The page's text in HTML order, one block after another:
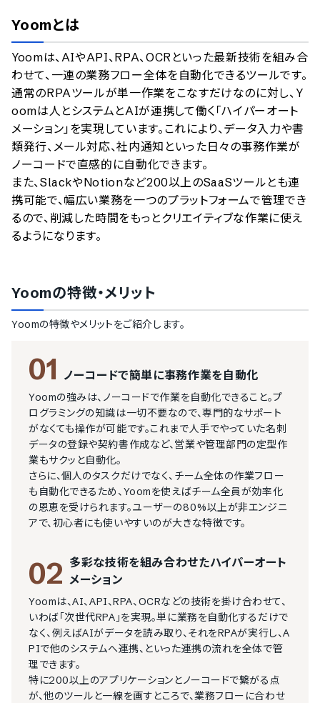
のサービスデータを参照しています。
情報更新者：AI最強ナビ編集部 情報取得元 掲載修正依頼
Yoomとは
Yoomは、AIやAPI、RPA、OCRといった最新技術を組み合
わせて、一連の業務フロー全体を自動化できるツールです。
通常のRPAツールが単一作業をこなすだけなのに対し、Y
oomは人とシステムとAIが連携して働く「ハイパーオート
メーション」を実現しています。これにより、データ入力や書
類発行、メール対応、社内通知といった日々の事務作業が
ノーコードで直感的に自動化できます。
また、SlackやNotionなど200以上のSaaSツールとも連
携可能で、幅広い業務を一つのプラットフォームで管理でき
るので、削減した時間をもっとクリエイティブな作業に使え
るようになります。
Yoomの特徴・メリット
Yoomの特徴やメリットをご紹介します。
01 ノーコードで簡単に事務作業を自動化
Yoomの強みは、ノーコードで作業を自動化できること。プ
ログラミングの知識は一切不要なので、専門的なサポート
がなくても操作が可能です。これまで人手でやっていた名刺
データの登録や契約書作成など、営業や管理部門の定型作
業もサクッと自動化。
さらに、個人のタスクだけでなく、チーム全体の作業フロー
も自動化できるため、Yoomを使えばチーム全員が効率化
の恩恵を受けられます。ユーザーの80%以上が非エンジニ
アで、初心者にも使いやすいのが大きな特徴です。
02 多彩な技術を組み合わせたハイパーオート
メーション
Yoomは、AI、API、RPA、OCRなどの技術を掛け合わせて、
いわば「次世代RPA」を実現。単に業務を自動化するだけで
なく、例えばAIがデータを読み取り、それをRPAが実行し、A
PIで他のシステムへ連携、といった連携の流れを全体で管
理できます。
特に200以上のアプリケーションとノーコードで繋がる点
が、他のツールと一線を画すところで、業務フローに合わせ